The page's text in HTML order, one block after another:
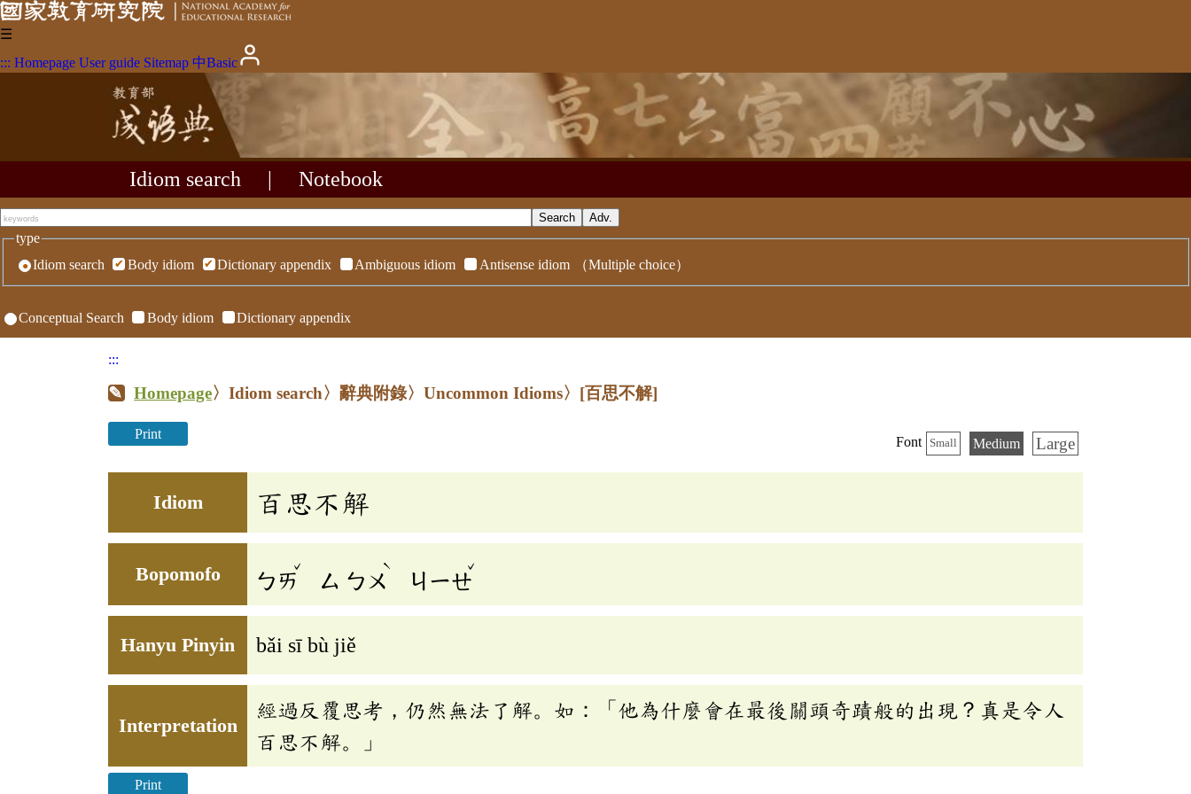
☰
::: Homepage User guide Sitemap 中Basic
Idiom search Notebook
type
Idiom search
Body idiom Dictionary appendix Ambiguous idiom Antisense idiom （Multiple choice）
Conceptual Search Body idiom Dictionary appendix
:::
Homepage〉Idiom search〉辭典附錄〉Uncommon Idioms〉 [百思不解]
Print
Font Small Medium Large
Idiom 百思不解
Bopomofo ㄅㄞ
ˇ
ㄙ ㄅㄨ
ˋ
ㄐㄧㄝ
ˇ
Hanyu Pinyin bǎi sī bù jiě
Interpretation
經過反覆思考，仍然無法了解。如：「他為什麼會在最後關頭奇蹟般的出現？真是令人
百思不解。」
Print